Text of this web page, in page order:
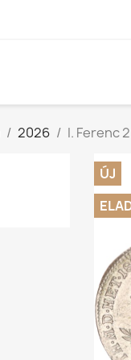
2026 I. Ferenc
ÚJ